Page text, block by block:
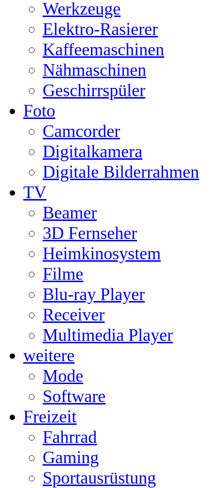
Werkzeuge
Elektro-Rasierer
Kaffeemaschinen
Nähmaschinen
Geschirrspüler
Foto
Camcorder
Digitalkamera
Digitale Bilderrahmen
TV
Beamer
3D Fernseher
Heimkinosystem
Filme
Blu-ray Player
Receiver
Multimedia Player
weitere
Mode
Software
Freizeit
Fahrrad
Gaming
Sportausrüstung